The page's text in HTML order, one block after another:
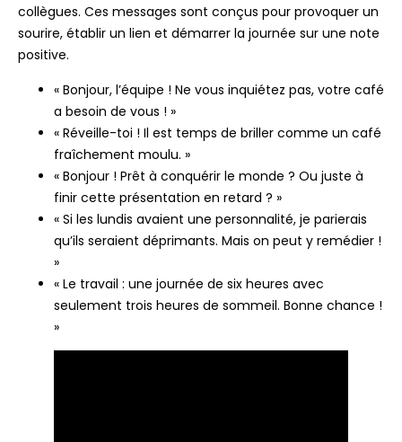
collègues. Ces messages sont conçus pour provoquer un
sourire, établir un lien et démarrer la journée sur une note
positive.
« Bonjour, l’équipe ! Ne vous inquiétez pas, votre café
a besoin de vous ! »
« Réveille-toi ! Il est temps de briller comme un café
fraîchement moulu. »
« Bonjour ! Prêt à conquérir le monde ? Ou juste à
finir cette présentation en retard ? »
« Si les lundis avaient une personnalité, je parierais
qu’ils seraient déprimants. Mais on peut y remédier !
»
« Le travail : une journée de six heures avec
seulement trois heures de sommeil. Bonne chance !
»